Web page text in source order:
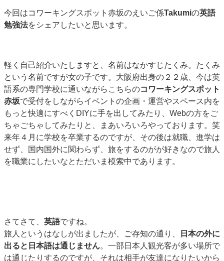
今回はコワーキングスポット赤坂のえいご係Takumiの英語
勉強法をシェアしたいと思います。
軽く自己紹介いたしますと、名前はなかすじたくみ。たくみ
という名前ですが女の子です。大阪府出身の２２歳、今は英
語系の専門学校に通いながらこちらのコワーキングスポット
赤坂で受付をしながらイベントの企画・運営やスペース内を
もっと快適にすべくDIYに手を出してみたり、Webの方をご
ちゃごちゃしてみたりと、まあいろいろやっております。笑
来年４月に学校を卒業するのですが、その後は就職、進学は
せず、国内国外に関わらず、旅をするのがが好きなので旅人
を職業にしたいなとただいま模索中であります。
さてさて、 英語ですね。
旅人というはなしが出ましたが、ご存知の通り、
日本の外に
出ると日本語は通じません。一部日本人観光客が多い場所で
は通じたりするのですが、それは相手が友達になりたいから